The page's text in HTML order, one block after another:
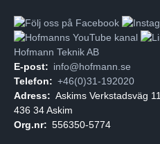
Hofmann Teknik AB
E-post: info@hofmann.se
Telefon: +46(0)31-192020
Adress: Askims Verkstadsväg 11
436 34 Askim
Org.nr: 556350-5774